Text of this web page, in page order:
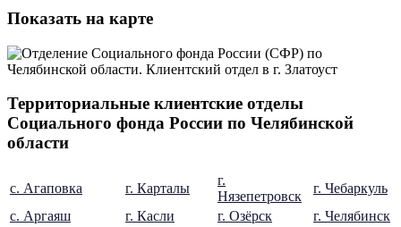
Показать на карте
Территориальные клиентские отделы
Социального фонда России по Челябинской
области
с. Агаповка г. Карталы
г.
Нязепетровск
г. Чебаркуль
с. Аргаяш
г. Касли г. Озёрск г. Челябинск